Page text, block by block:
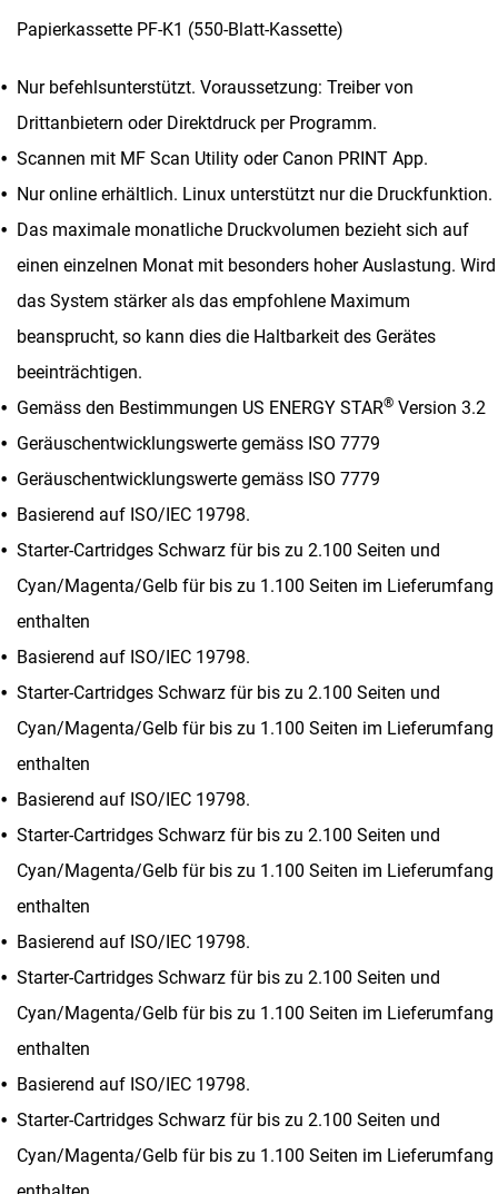
Papierkassette PF-K1 (550-Blatt-Kassette)
Nur befehlsunterstützt. Voraussetzung: Treiber von
Drittanbietern oder Direktdruck per Programm.
Scannen mit MF Scan Utility oder Canon PRINT App.
Nur online erhältlich. Linux unterstützt nur die Druckfunktion.
Das maximale monatliche Druckvolumen bezieht sich auf
einen einzelnen Monat mit besonders hoher Auslastung. Wird
das System stärker als das empfohlene Maximum
beansprucht, so kann dies die Haltbarkeit des Gerätes
beeinträchtigen.
Gemäss den Bestimmungen US ENERGY STAR® Version 3.2
Geräuschentwicklungswerte gemäss ISO 7779
Geräuschentwicklungswerte gemäss ISO 7779
Basierend auf ISO/IEC 19798.
Starter-Cartridges Schwarz für bis zu 2.100 Seiten und
Cyan/Magenta/Gelb für bis zu 1.100 Seiten im Lieferumfang
enthalten
Basierend auf ISO/IEC 19798.
Starter-Cartridges Schwarz für bis zu 2.100 Seiten und
Cyan/Magenta/Gelb für bis zu 1.100 Seiten im Lieferumfang
enthalten
Basierend auf ISO/IEC 19798.
Starter-Cartridges Schwarz für bis zu 2.100 Seiten und
Cyan/Magenta/Gelb für bis zu 1.100 Seiten im Lieferumfang
enthalten
Basierend auf ISO/IEC 19798.
Starter-Cartridges Schwarz für bis zu 2.100 Seiten und
Cyan/Magenta/Gelb für bis zu 1.100 Seiten im Lieferumfang
enthalten
Basierend auf ISO/IEC 19798.
Starter-Cartridges Schwarz für bis zu 2.100 Seiten und
Cyan/Magenta/Gelb für bis zu 1.100 Seiten im Lieferumfang